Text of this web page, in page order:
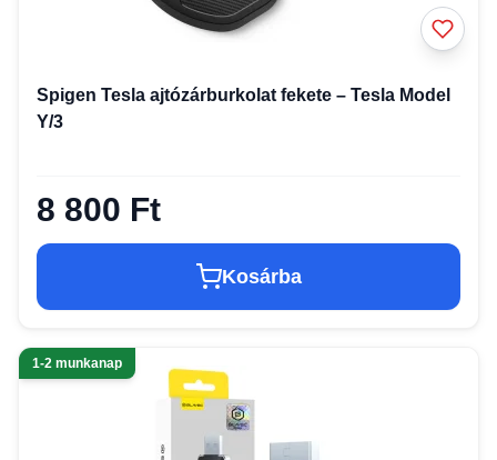
Spigen Tesla ajtózárburkolat fekete – Tesla Model
Y/3
8 800 Ft
Kosárba
1-2 munkanap